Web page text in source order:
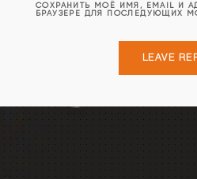
СОХРАНИТЬ МОЁ ИМЯ, EMAIL И
БРАУЗЕРЕ ДЛЯ ПОСЛЕДУЮЩИХ